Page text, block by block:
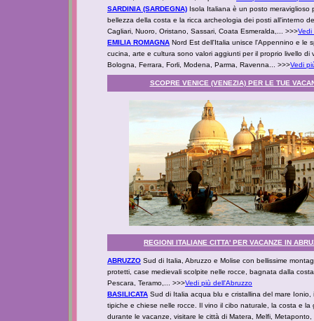
SARDINIA (SARDEGNA) Isola Italiana è un posto meraviglioso
bellezza della costa e la ricca archeologia dei posti all'interno
Cagliari, Nuoro, Oristano, Sassari, Coata Esmeralda,... >>>Vedi
EMILIA ROMAGNA Nord Est dell'Italia unisce l'Appennino e le
cucina, arte e cultura sono valori aggiunti per il proprio livello
Bologna, Ferrara, Forli, Modena, Parma, Ravenna... >>>Vedi
SCOPRE VENICE (VENEZIA) PER LE TUE
REGIONI ITALIANE CITTA' PER VACANZE IN
ABRUZZO Sud di Italia, Abruzzo e Molise con bellissime
protetti, case medievali scolpite nelle rocce, bagnata dalla
Pescara, Teramo,... >>>Vedi più dell'Abruzzo
BASILICATA Sud di Italia acqua blu e cristallina del mare
tipiche e chiese nelle rocce. Il vino il cibo naturale, la costa e
durante le vacanze, visitare le città di Matera, Melfi,